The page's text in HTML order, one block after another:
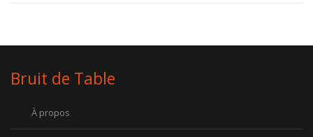
Bruit de Table
À propos